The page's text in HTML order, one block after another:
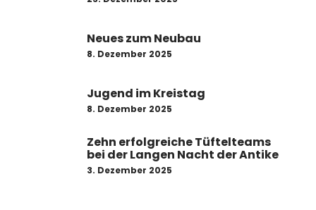
Neues zum Neubau
8. Dezember 2025
Jugend im Kreistag
8. Dezember 2025
Zehn erfolgreiche Tüftelteams
bei der Langen Nacht der Antike
3. Dezember 2025